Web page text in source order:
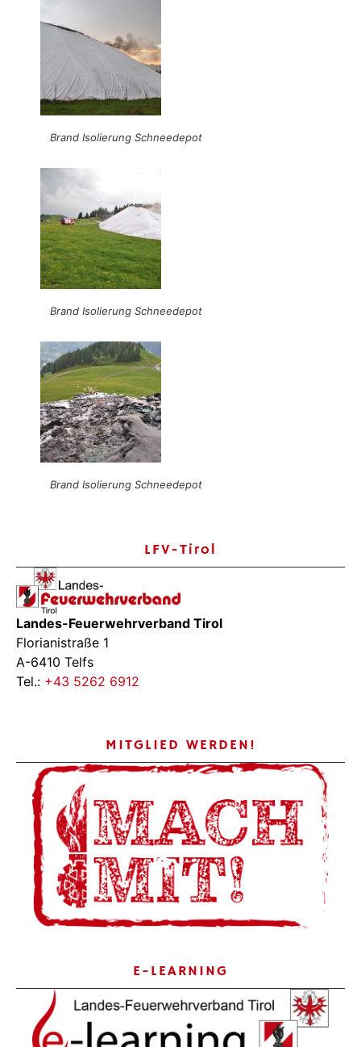
Brand Isolierung Schneedepot
Brand Isolierung Schneedepot
Brand Isolierung Schneedepot
LFV-Tirol
Landes-Feuerwehrverband Tirol
Florianistraße 1
A-6410 Telfs
Tel.: +43 5262 6912
MITGLIED WERDEN!
E-LEARNING